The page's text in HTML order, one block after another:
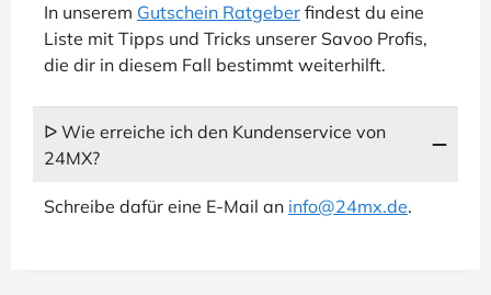
In unserem Gutschein Ratgeber findest du eine
Liste mit Tipps und Tricks unserer Savoo Profis,
die dir in diesem Fall bestimmt weiterhilft.
ᐅ Wie erreiche ich den Kundenservice von
24MX?
Schreibe dafür eine E-Mail an info@24mx.de.